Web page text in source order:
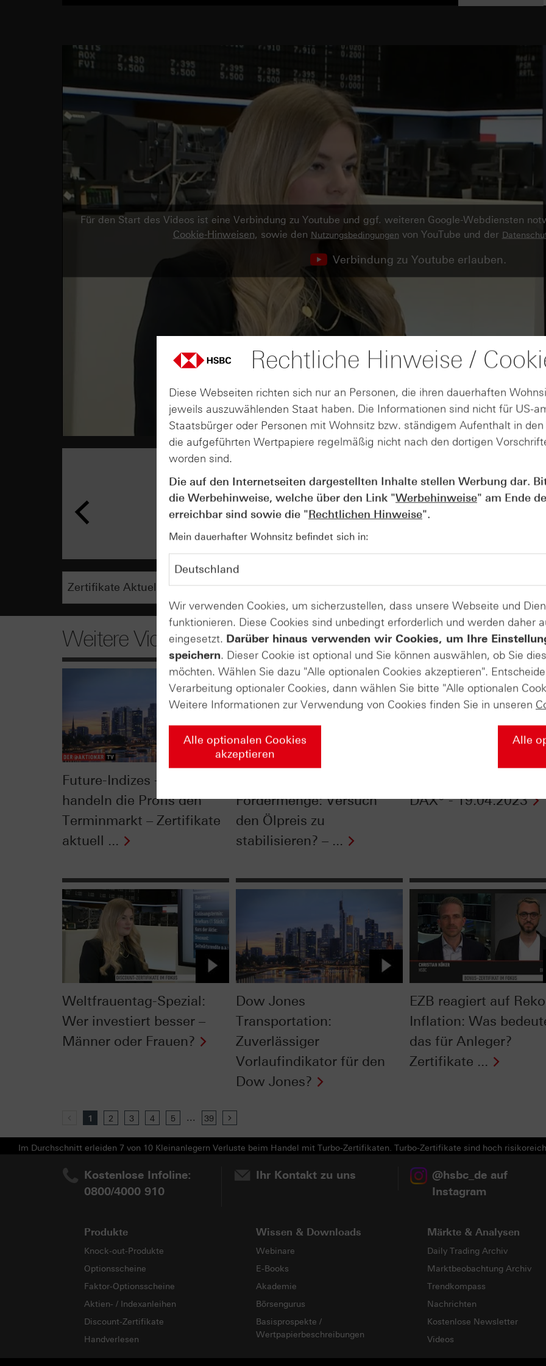
Für den Start des Videos ist eine Verbindung zu Youtube und ggf. weiteren Google-Webdiensten
Cookie-Hinweisen, sowie den Nutzungsbedingungen von YouTube und der
Verbindung zu Youtube erlauben.
AUGUST
04
Der Blick ins Kleingedruckte:
Kündigungen bei Derivaten -
vom 04.08.2026
Weitere Videos
Future-Indizes - so
handeln die Profis den
Terminmarkt – Zertifikate
aktuell ...
Fördermenge: Versuch
den Ölpreis zu
stabilisieren? – ...
DAX® - 19.04.2023
Weltfrauentag-Spezial:
Wer investiert besser –
Männer oder Frauen?
Dow Jones
Transportation:
Zuverlässiger
Vorlaufindikator für den
Dow Jones?
EZB reagiert auf
Inflation: Was
das für Anleger?
Zertifikate ...
Previous
1 2 3 4 5 ... 39
Im Durchschnitt erleiden 7 von 10 Kleinanlegern Verluste beim Handel mit Turbo-Zertifikaten. Turbo-Zertifikate sind hoch
Kostenlose Infoline:
0800/4000 910
Ihr Kontakt zu uns
@hsbc_de auf
Instagram
Produkte
Knock-out-Produkte
Optionsscheine
Faktor-Optionsscheine
Aktien- / Indexanleihen
Discount-Zertifikate
Handverlesen
Wissen & Downloads
Webinare
E-Books
Akademie
Börsengurus
Basisprospekte /
Wertpapierbeschreibungen
Märkte & Analysen
Daily Trading Archiv
Marktbeobachtung Archiv
Trendkompass
Nachrichten
Kostenlose Newsletter
Videos
Rechtliche Hinweise /
Diese Webseiten richten sich nur an Personen, die ihren dauerhaften
jeweils auszuwählenden Staat haben. Die Informationen sind nicht für US-
Staatsbürger oder Personen mit Wohnsitz bzw. ständigem Aufenthalt in
die aufgeführten Wertpapiere regelmäßig nicht nach den dortigen
worden sind.
Die auf den Internetseiten dargestellten Inhalte stellen Werbung dar.
die Werbehinweise, welche über den Link "Werbehinweise" am Ende
erreichbar sind sowie die "Rechtlichen Hinweise".
Mein dauerhafter Wohnsitz befindet sich in:
Wir verwenden Cookies, um sicherzustellen, dass unsere Webseite und
funktionieren. Diese Cookies sind unbedingt erforderlich und werden daher
eingesetzt. Darüber hinaus verwenden wir Cookies, um Ihre
speichern. Dieser Cookie ist optional und Sie können auswählen, ob Sie
möchten. Wählen Sie dazu "Alle optionalen Cookies akzeptieren".
Verarbeitung optionaler Cookies, dann wählen Sie bitte "Alle optionalen
Weitere Informationen zur Verwendung von Cookies finden Sie in unseren
Alle optionalen Cookies
akzeptieren
Alle